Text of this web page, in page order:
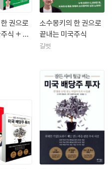
며 전문성과 네트워크를 쌓았다.
음 목표를 향해 가고 있다. 저서로
사이 월급 버는 미국 배당주 투
권으로
식 + 잠
는 미국
소수몽키의 한 권으로
끝내는 미국주식
길벗